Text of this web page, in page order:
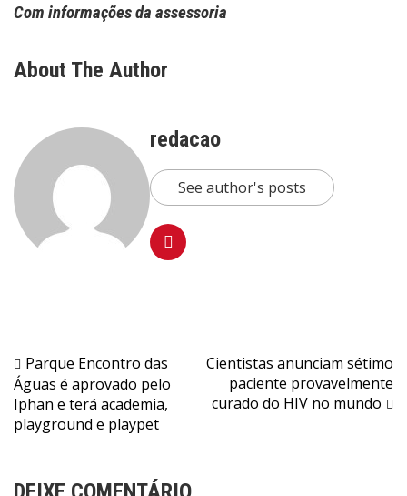
Com informações da assessoria
About The Author
redacao
See author's posts
Navegação
de
Post
Parque Encontro das
Águas é aprovado pelo
Iphan e terá academia,
playground e playpet
Cientistas anunciam sétimo
paciente provavelmente
curado do HIV no mundo